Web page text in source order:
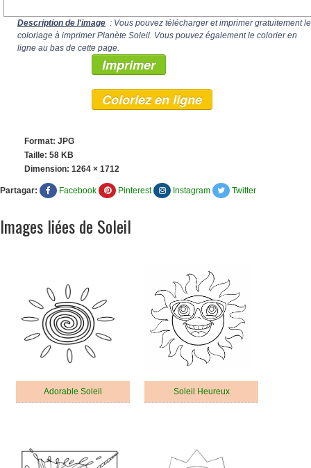
Description de l'image : Vous pouvez télécharger et imprimer gratuitement le
coloriage à imprimer Planète Soleil. Vous pouvez également le colorier en
ligne au bas de cette page.
Imprimer
Coloriez en ligne
Format: JPG
Taille: 58 KB
Dimension: 1264 × 1712
Partagar: Facebook Pinterest Instagram Twitter
Images liées de Soleil
Adorable Soleil Soleil Heureux